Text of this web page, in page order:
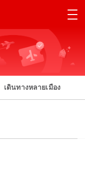
เดินทางหลายเมือง